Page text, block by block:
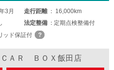
3月 走行距離
16,000km
法定整備
定期点検整備付
ッド保証付
ＡＲ ＢＯＸ飯田店